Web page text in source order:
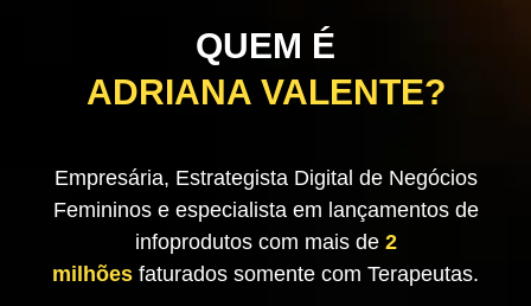
QUEM É
ADRIANA VALENTE?
Empresária, Estrategista Digital de Negócios
Femininos e especialista em lançamentos de
infoprodutos com mais de 2
milhões faturados somente com Terapeutas.